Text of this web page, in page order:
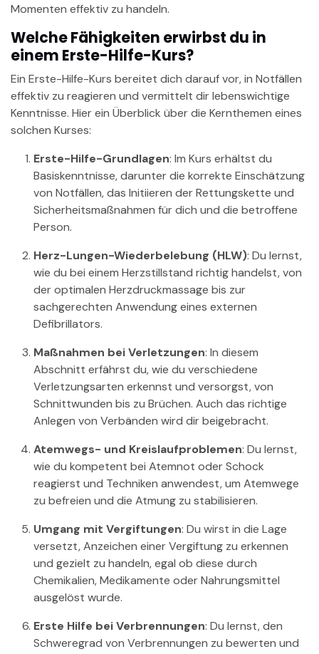
Momenten effektiv zu handeln.
Welche Fähigkeiten erwirbst du in
einem Erste-Hilfe-Kurs?
Ein Erste-Hilfe-Kurs bereitet dich darauf vor, in Notfällen
effektiv zu reagieren und vermittelt dir lebenswichtige
Kenntnisse. Hier ein Überblick über die Kernthemen eines
solchen Kurses:
Erste-Hilfe-Grundlagen: Im Kurs erhältst du
Basiskenntnisse, darunter die korrekte Einschätzung
von Notfällen, das Initiieren der Rettungskette und
Sicherheitsmaßnahmen für dich und die betroffene
Person.
Herz-Lungen-Wiederbelebung (HLW): Du lernst,
wie du bei einem Herzstillstand richtig handelst, von
der optimalen Herzdruckmassage bis zur
sachgerechten Anwendung eines externen
Defibrillators.
Maßnahmen bei Verletzungen: In diesem
Abschnitt erfährst du, wie du verschiedene
Verletzungsarten erkennst und versorgst, von
Schnittwunden bis zu Brüchen. Auch das richtige
Anlegen von Verbänden wird dir beigebracht.
Atemwegs- und Kreislaufproblemen: Du lernst,
wie du kompetent bei Atemnot oder Schock
reagierst und Techniken anwendest, um Atemwege
zu befreien und die Atmung zu stabilisieren.
Umgang mit Vergiftungen: Du wirst in die Lage
versetzt, Anzeichen einer Vergiftung zu erkennen
und gezielt zu handeln, egal ob diese durch
Chemikalien, Medikamente oder Nahrungsmittel
ausgelöst wurde.
Erste Hilfe bei Verbrennungen: Du lernst, den
Schweregrad von Verbrennungen zu bewerten und